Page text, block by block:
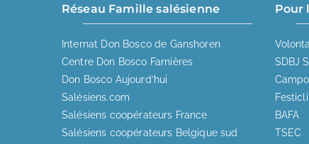
Réseau Famille salésienne
Internat Don Bosco de Ganshoren
Centre Don Bosco Farnières
Don Bosco Aujourd’hui
Salésiens.com
Salésiens coopérateurs France
Salésiens coopérateurs Belgique sud
Pour
SDBJ
BAFA
TSEC